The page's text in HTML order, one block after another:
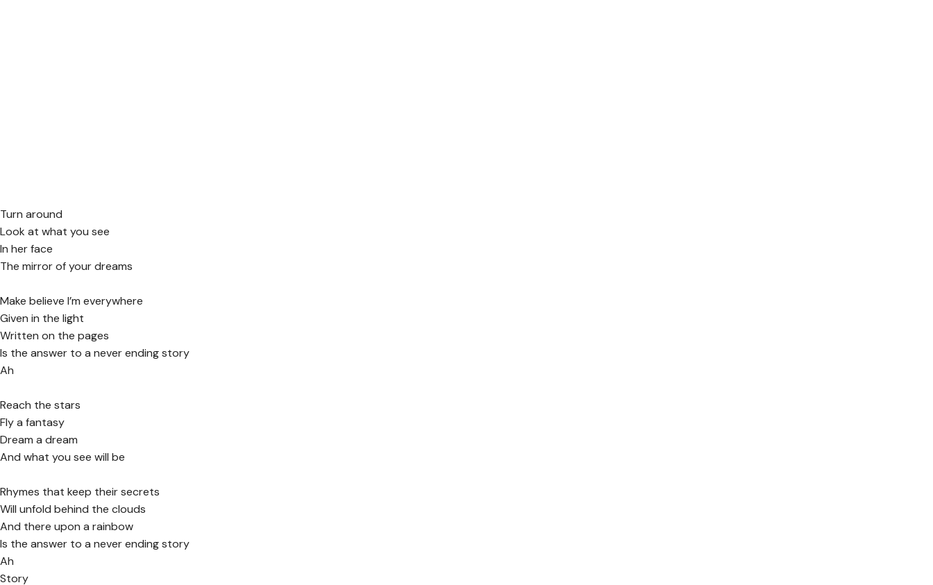
Turn around
Look at what you see
In her face
The mirror of your dreams
Make believe I’m everywhere
Given in the light
Written on the pages
Is the answer to a never ending story
Ah
Reach the stars
Fly a fantasy
Dream a dream
And what you see will be
Rhymes that keep their secrets
Will unfold behind the clouds
And there upon a rainbow
Is the answer to a never ending story
Ah
Story